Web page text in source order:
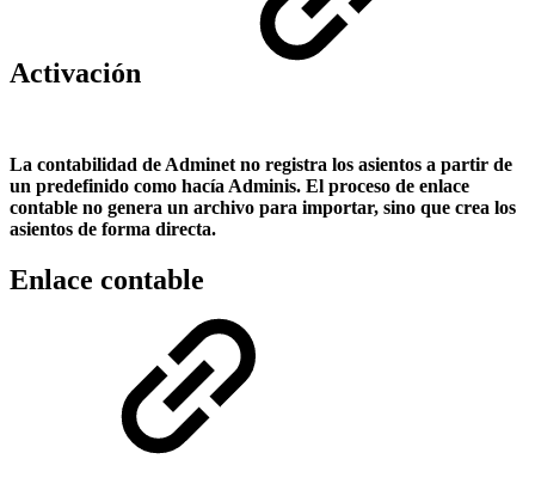
Activación
La contabilidad de Adminet no registra los asientos a partir de
un predefinido como hacía Adminis. El proceso de enlace
contable no genera un archivo para importar, sino que crea los
asientos de forma directa.
Enlace contable